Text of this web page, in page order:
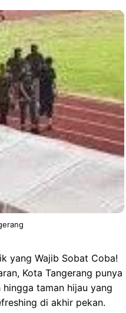
yang Wajib Sobat Coba!
Kota Tangerang punya
taman hijau yang
di akhir pekan.
TNG– Pernah gak sih
mulai ngerjain sesuatu cuma
iseng-iseng, eh ternyata malah
peluang bisnis yang
...
Dari Iseng Jadi Cuan: Kisah
TUM_ATUL yang Ubah
Hampers Jadi Bisnis Kece